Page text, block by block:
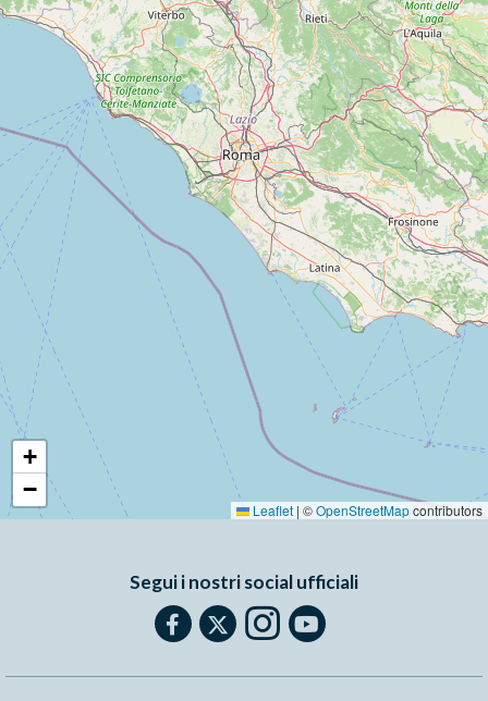
+
−
Leaflet | ©OpenStreetMapcontributors
Segui i nostri social ufficiali